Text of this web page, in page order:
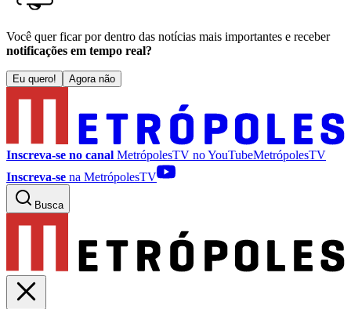
Você quer ficar por dentro das notícias mais importantes e receber
notificações em tempo real?
Eu quero! Agora não
Inscreva-se no canal MetrópolesTV noYouTubeMetrópolesTV
Inscreva-se na MetrópolesTV
Busca